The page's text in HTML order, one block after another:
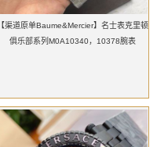
【渠道原单Baume&Mercier】名士表克里顿
俱乐部系列M0A10340，10378腕表